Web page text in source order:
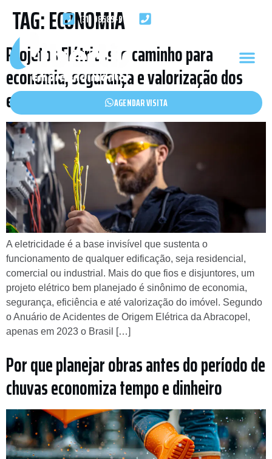
(31) 98589-9735
AGENDAR VISITA
TAG:ECONOMIA
Projetos Elétricos: o caminho para
economia, segurança e valorização dos
espaços
A eletricidade é a base invisível que sustenta o
funcionamento de qualquer edificação, seja residencial,
comercial ou industrial. Mais do que fios e disjuntores, um
projeto elétrico bem planejado é sinônimo de economia,
segurança, eficiência e até valorização do imóvel. Segundo
o Anuário de Acidentes de Origem Elétrica da Abracopel,
apenas em 2023 o Brasil […]
Por que planejar obras antes do período de
chuvas economiza tempo e dinheiro